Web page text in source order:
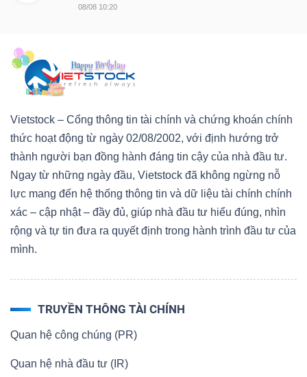
08/08 10:20
Vietstock – Cổng thông tin tài chính và chứng khoán chính
thức hoạt động từ ngày 02/08/2002, với định hướng trở
thành người bạn đồng hành đáng tin cậy của nhà đầu tư.
Ngay từ những ngày đầu, Vietstock đã không ngừng nỗ
lực mang đến hệ thống thông tin và dữ liệu tài chính chính
xác – cập nhật – đầy đủ, giúp nhà đầu tư hiểu đúng, nhìn
rộng và tự tin đưa ra quyết định trong hành trình đầu tư của
mình.
TRUYỀN THÔNG TÀI CHÍNH
Quan hệ công chúng (PR)
Quan hệ nhà đầu tư (IR)